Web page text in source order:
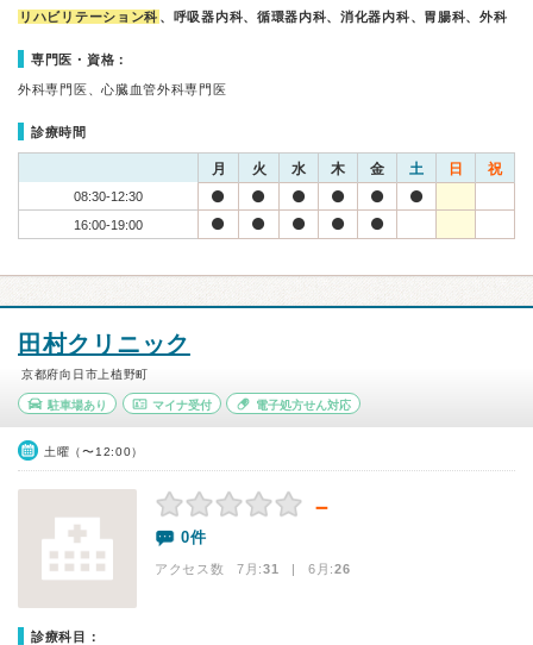
リハビリテーション科 、呼吸器内科、循環器内科、消化器内科、胃腸科、外科
専門医・資格：
外科専門医、心臓血管外科専門医
診療時間
月 火 水 木 金 土 日 祝
08:30-12:30
16:00-19:00
田村クリニック
京都府向日市上植野町
駐車場あり マイナ受付 電子処方せん対応
土曜（〜12:00）
－
0件
アクセス数 7月:31 | 6月:26
診療科目：